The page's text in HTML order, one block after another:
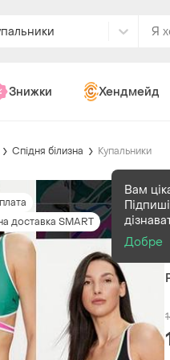
Знижки Хендмейд
Спідня білизна Купальники
доставка SMART
Вам
Добре